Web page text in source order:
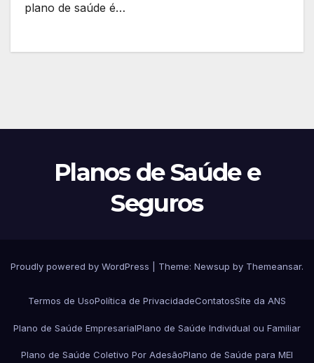
plano de saúde é…
Planos de Saúde e
Seguros
Proudly powered by WordPress Theme: Newsup by Themeansar.
Termos de UsoPolítica de PrivacidadeContatosSite da ANS
Plano de Saúde EmpresarialPlano de Saúde Individual ou Familiar
Plano de Saúde Coletivo Por AdesãoPlano de Saúde para MEI